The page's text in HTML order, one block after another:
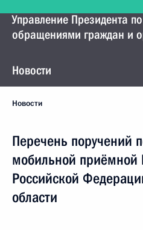
Управление Президента
обращениями граждан и
Новости
Новости
Перечень поручений
мобильной приёмной
Российской
области